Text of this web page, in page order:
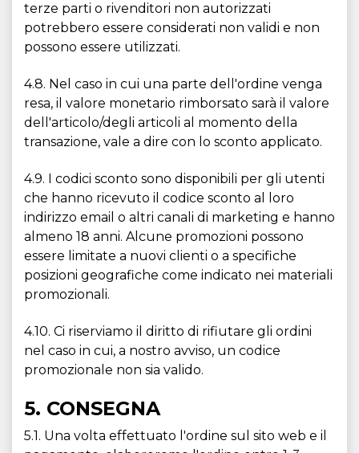
terze parti o rivenditori non autorizzati
potrebbero essere considerati non validi e non
possono essere utilizzati.
4.8. Nel caso in cui una parte dell'ordine venga
resa, il valore monetario rimborsato sarà il valore
dell'articolo/degli articoli al momento della
transazione, vale a dire con lo sconto applicato.
4.9. I codici sconto sono disponibili per gli utenti
che hanno ricevuto il codice sconto al loro
indirizzo email o altri canali di marketing e hanno
almeno 18 anni. Alcune promozioni possono
essere limitate a nuovi clienti o a specifiche
posizioni geografiche come indicato nei materiali
promozionali.
4.10. Ci riserviamo il diritto di rifiutare gli ordini
nel caso in cui, a nostro avviso, un codice
promozionale non sia valido.
5. CONSEGNA
5.1. Una volta effettuato l'ordine sul sito web e il